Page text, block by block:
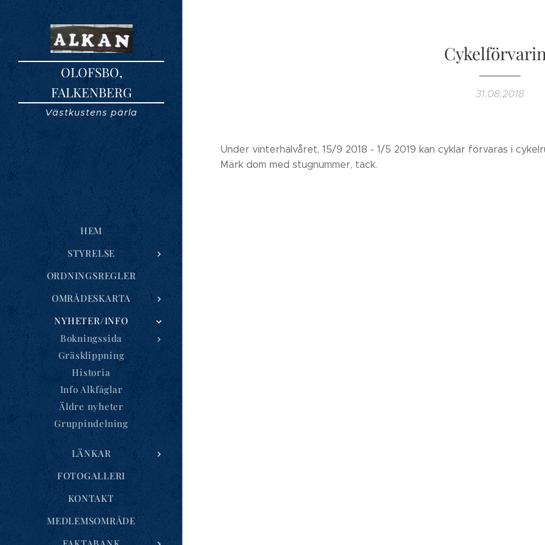
OLOFSBO,
FALKENBERG
Västkustens pärla
HEM
STYRELSE
ORDNINGSREGLER
OMRÅDESKARTA
NYHETER/INFO
Bokningssida
Gräsklippning
Historia
Info Alkfåglar
Äldre nyheter
Gruppindelning
LÄNKAR
FOTOGALLERI
KONTAKT
MEDLEMSOMRÅDE
31.08.2018
Under vinterhalvåret, 15/9 2018 - 1/5 2019 kan cyklar förvaras i
Märk dom med stugnummer, tack.